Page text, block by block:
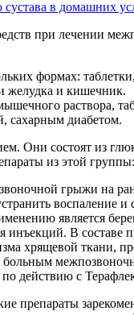
в домашних
при лечении
формах:
желудка и кишечник.
раствора,
сахарным диабетом.
Они состоят из
из этой группы:
грыжи на
воспаление
является
В составе
хрящевой ткани,
действию с
препараты